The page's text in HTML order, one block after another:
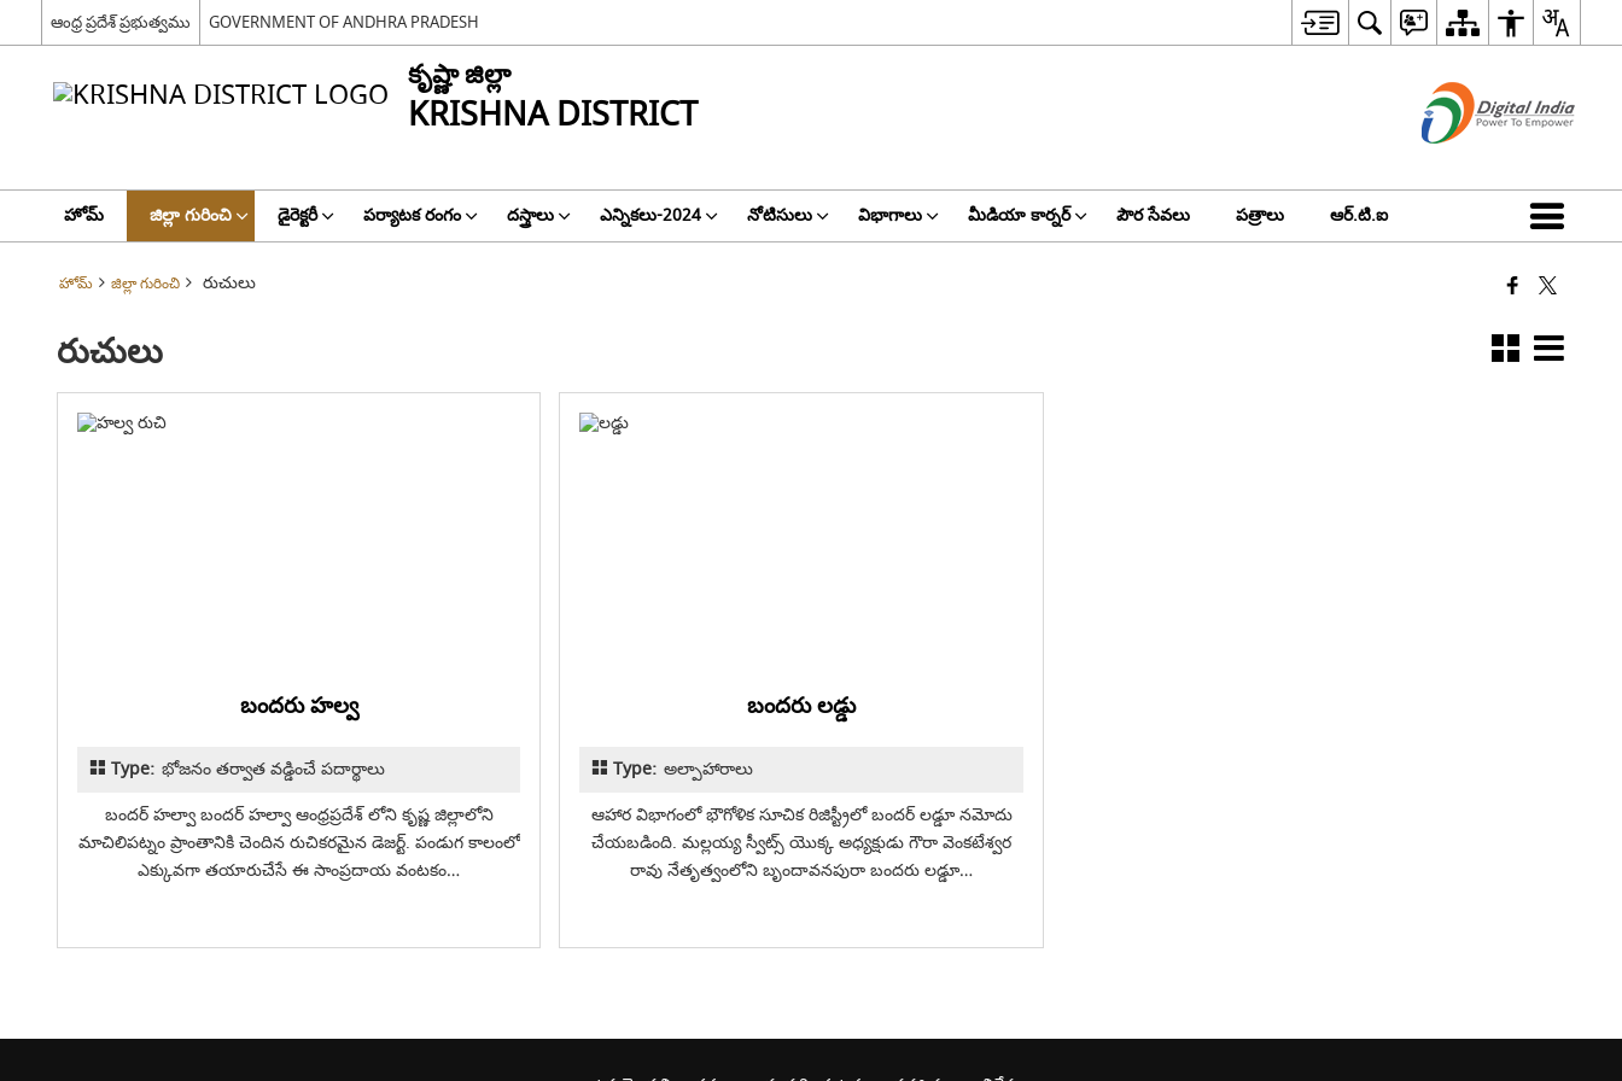
ఆంధ్ర ప్రదేశ్ ప్రభుత్వము GOVERNMENT OF ANDHRA PRADESH
కృష్ణా జిల్లా
KRISHNA DISTRICT
హోమ్ జిల్లా గురించి డైరెక్టరీ పర్యాటక రంగం దస్త్రాలు ఎన్నికలు-2024 నోటిసులు విభాగాలు మీడియా కార్నర్ పౌర సేవలు పత్రాలు ఆర్.టి.ఐ
హోమ్ జిల్లా గురించి రుచులు
రుచులు
బందరు హల్వ
Type:భోజనం తర్వాత వడ్డించే పదార్థాలు
బందర్ హల్వా బందర్ హల్వా ఆంధ్రప్రదేశ్ లోని కృష్ణ జిల్లాలోని
మాచిలిపట్నం ప్రాంతానికి చెందిన రుచికరమైన డెజర్ట్. పండుగ కాలంలో
ఎక్కువగా తయారుచేసే ఈ సాంప్రదాయ వంటకం…
బందరు లడ్డు
Type:అల్పాహారాలు
ఆహార విభాగంలో భౌగోళిక సూచిక రిజిస్ట్రీలో బందర్ లడ్డూ నమోదు
చేయబడింది. మల్లయ్య స్వీట్స్ యొక్క అధ్యక్షుడు గౌరా వెంకటేశ్వర
రావు నేతృత్వంలోని బృందావనపురా బందరు లడ్డూ…